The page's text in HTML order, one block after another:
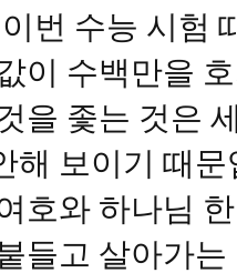
번 수능 시험
이 수백만을
을 좇는 것은
해 보이기 때
호와 하나님
들고 살아가